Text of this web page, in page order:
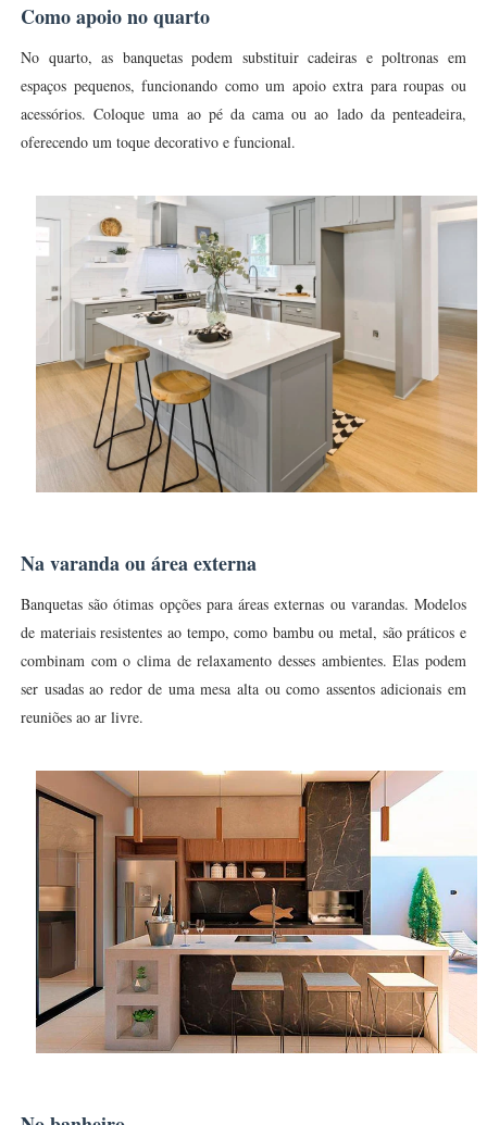
Como apoio no quarto
No quarto, as banquetas podem substituir cadeiras e poltronas em
espaços pequenos, funcionando como um apoio extra para roupas ou
acessórios. Coloque uma ao pé da cama ou ao lado da penteadeira,
oferecendo um toque decorativo e funcional.
Na varanda ou área externa
Banquetas são ótimas opções para áreas externas ou varandas. Modelos
de materiais resistentes ao tempo, como bambu ou metal, são práticos e
combinam com o clima de relaxamento desses ambientes. Elas podem
ser usadas ao redor de uma mesa alta ou como assentos adicionais em
reuniões ao ar livre.